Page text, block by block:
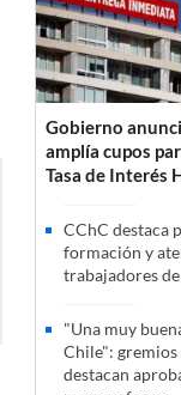
Gobierno
amplía cupos
Tasa de Interés
CChC destaca
formación y
trabajadores
"Una muy
Chile":
destacan